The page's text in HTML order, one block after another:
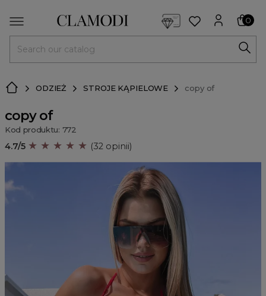
0
ODZIEŻ STROJE KĄPIELOWE copy of
copy of
Kod produktu: 772
4.7/5 ★ ★ ★ ★ ★ (32 opinii)